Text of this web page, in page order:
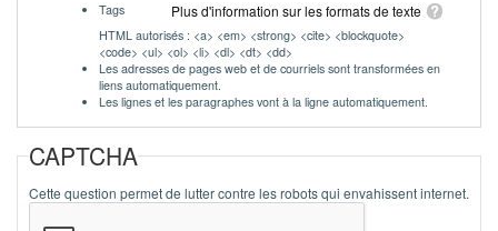
Plus d'information sur les formats de texte
Tags
HTML autorisés : <a> <em> <strong> <cite> <blockquote>
<code> <ul> <ol> <li> <dl> <dt> <dd>
Les adresses de pages web et de courriels sont transformées en
liens automatiquement.
Les lignes et les paragraphes vont à la ligne automatiquement.
CAPTCHA
Cette question permet de lutter contre les robots qui envahissent internet.